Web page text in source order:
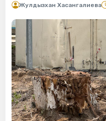
Жулдызхан Хасангалиева